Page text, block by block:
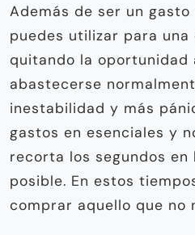
Además de ser un gasto
puedes utilizar para una
quitando la oportunidad
abastecerse
inestabilidad y más
gastos en esenciales y
recorta los segundos en
posible. En estos
comprar aquello que no